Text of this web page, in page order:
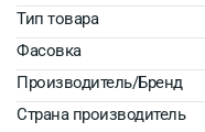
Тип товара
Фасовка
Производитель/Бренд
Страна производитель